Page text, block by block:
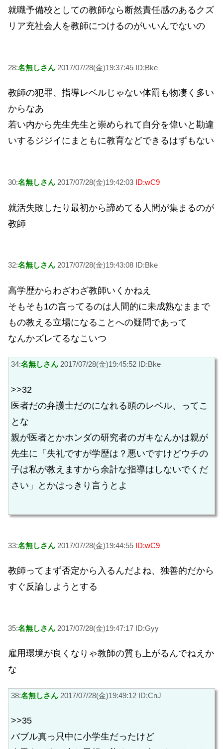
就職予備校としての教師なら断然責任感のあるクズ
リア充社会人を教師につけるのがいいんでないの
28:名無しさん 2017/07/28(金)19:37:45 ID:Bke
教師の犯罪、指導レベルじゃない体罰も物凄く多い
からなあ
若い内から先生先生と崇められて自分を偉いと勘違
いするジジイにまともに教育などできるはずもない
30:名無しさん 2017/07/28(金)19:42:03 ID:wC9
就活失敗したり最初から諦めてる人間が集まるのが
教師
32:名無しさん 2017/07/28(金)19:43:08 ID:Bke
高学歴からわざわざ教師いくかねえ
そもそも1の言ってるのは人間的に未成熟なままで
もの教える立場になることへの疑問であって
なんかズレてるなこいつ
34:名無しさん 2017/07/28(金)19:45:52 ID:Bke
>>32
医者だの弁護士だのになれる頭のレベル、ってこ
とな
親が医者とかホンダの研究者のガキなんかは親が
先生に「失礼ですが学歴は？悪いですけどウチの
子は私が教えますから余計な指導はしないでくだ
さい」とかはっきり言うとよ
33:名無しさん 2017/07/28(金)19:44:55 ID:wC9
教師ってまず否定から入るんだよね、独善的だから
すぐ反論しようとする
35:名無しさん 2017/07/28(金)19:47:17 ID:Gyy
雇用環境が良くなりゃ教師の質も上がるんでねえか
な
38:名無しさん 2017/07/28(金)19:49:12 ID:CnJ
>>35
バブル真っ只中に小学生だったけど